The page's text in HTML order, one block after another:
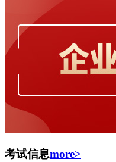
考试信息more>